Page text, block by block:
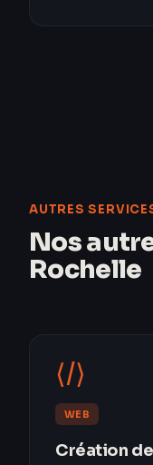
AUTRES
Nos
Rochelle
⟨/⟩
WEB
Création